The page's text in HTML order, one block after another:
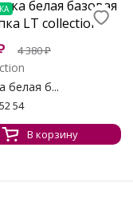
4 380₽
белая б...
54
В корзину